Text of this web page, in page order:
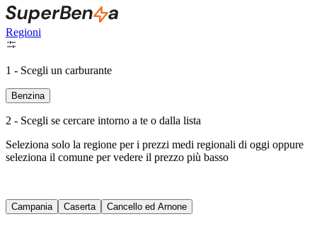
Regioni
1 - Scegli un carburante
Benzina
2 - Scegli se cercare intorno a te o dalla lista
Seleziona solo la regione per i prezzi medi regionali di oggi oppure
seleziona il comune per vedere il prezzo più basso
Campania Caserta Cancello ed Arnone